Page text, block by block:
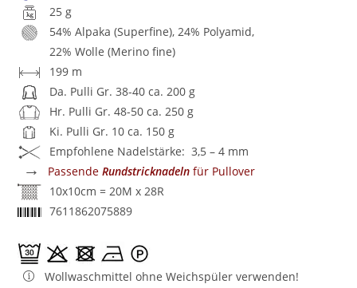
25 g
54% Alpaka (Superfine), 24% Polyamid,
22% Wolle (Merino fine)
199 m
Da. Pulli Gr. 38-40 ca. 200 g
Hr. Pulli Gr. 48-50 ca. 250 g
Ki. Pulli Gr. 10 ca. 150 g
Empfohlene Nadelstärke: 3,5 – 4 mm
→ PassendeRundstricknadeln für Pullover
10x10cm = 20M x 28R
7611862075889
Wollwaschmittel ohne Weichspüler verwenden!